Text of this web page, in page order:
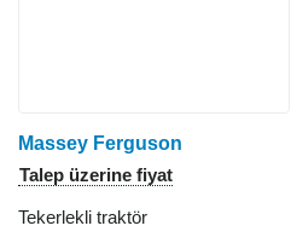
Massey Ferguson
Talep üzerine fiyat
Tekerlekli traktör